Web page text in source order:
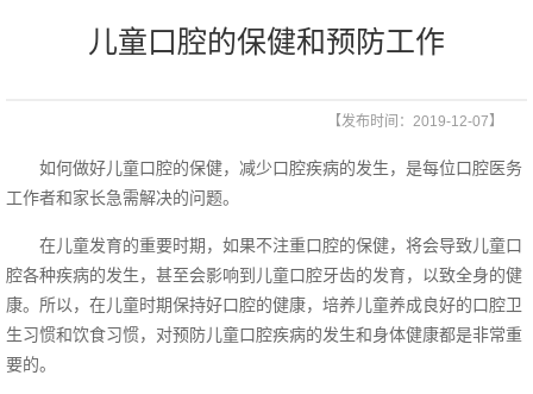
儿童口腔的保健和预防工作
【发布时间：2019-12-07】
如何做好儿童口腔的保健，减少口腔疾病的发生，是每位口腔医务
工作者和家长急需解决的问题。
在儿童发育的重要时期，如果不注重口腔的保健，将会导致儿童口
腔各种疾病的发生，甚至会影响到儿童口腔牙齿的发育，以致全身的健
康。所以，在儿童时期保持好口腔的健康，培养儿童养成良好的口腔卫
生习惯和饮食习惯，对预防儿童口腔疾病的发生和身体健康都是非常重
要的。